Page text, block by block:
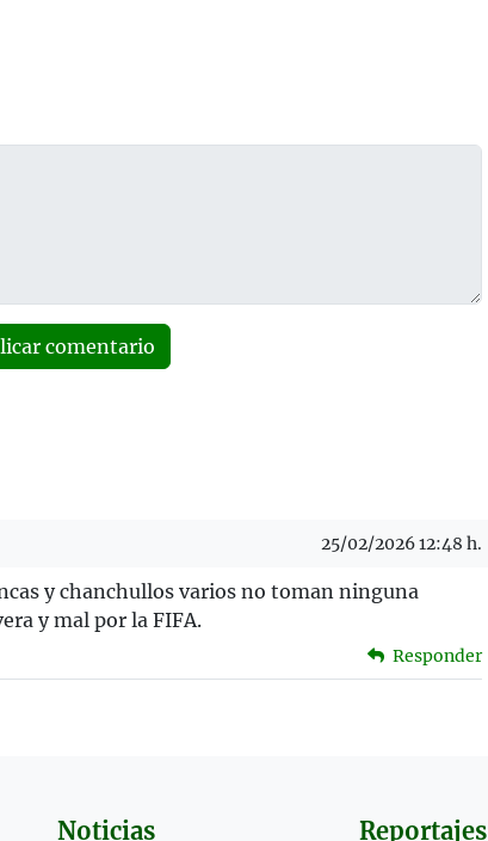
comentario
25/02/2026 12:48 h.
y chanchullos varios no toman ninguna
y mal por la FIFA.
Responder
Noticias Reportajes